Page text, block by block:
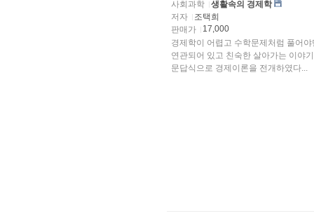
사회과학
생활속의 경제학
저자
조택희
판매가
17,000
경제학이 어렵고 수학문제처럼 풀어
연관되어 있고 친숙한 살아가는 이야
문답식으로 경제이론을 전개하였다...